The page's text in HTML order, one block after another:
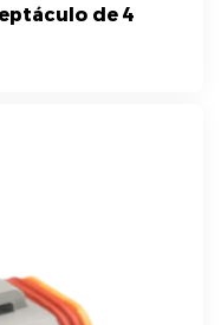
de 4